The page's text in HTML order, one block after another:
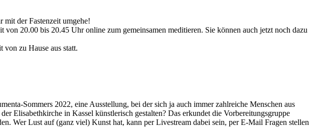
mit der Fastenzeit umgehe!
20.00 bis 20.45 Uhr online zum gemeinsamen meditieren. Sie können auch jetzt noch dazu
von zu Hause aus statt.
Sommers 2022, eine Ausstellung, bei der sich ja auch immer zahlreiche Menschen aus
Elisabethkirche in Kassel künstlerisch gestalten? Das erkundet die Vorbereitungsgruppe
Wer Lust auf (ganz viel) Kunst hat, kann per Livestream dabei sein, per E-Mail Fragen stellen